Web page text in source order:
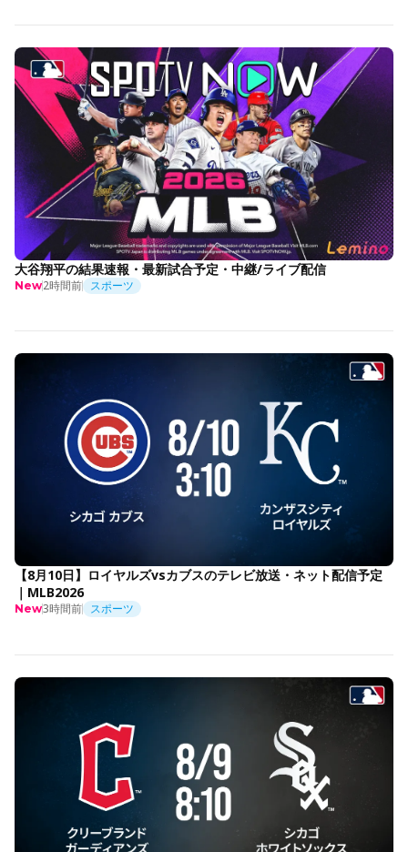
大谷翔平の結果速報・最新試合予定・中継/ライブ配信
New2時間前 スポーツ
【8月10日】ロイヤルズvsカブスのテレビ放送・ネット配信予定
｜MLB2026
New3時間前 スポーツ